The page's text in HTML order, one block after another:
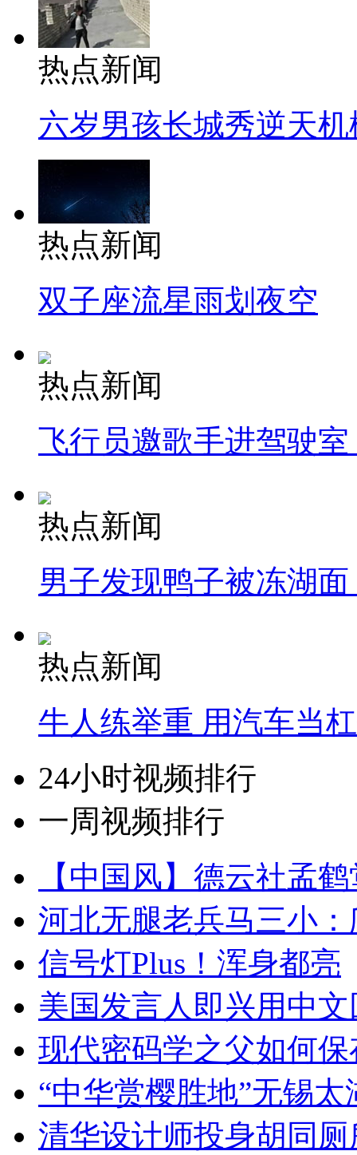
热点新闻
六岁男孩长城秀逆天机
热点新闻
双子座流星雨划夜空
热点新闻
飞行员邀歌手进驾驶
热点新闻
男子发现鸭子被冻湖
热点新闻
牛人练举重 用汽车当
24小时视频排行
一周视频排行
【中国风】德云社孟
河北无腿老兵马三小
信号灯Plus！浑身都亮
美国发言人即兴用中
现代密码学之父如何
“中华赏樱胜地”无锡
清华设计师投身胡同